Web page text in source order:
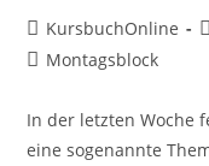
KursbuchOnline
Montagsblock
In der letzten Woche
eine sogenannte